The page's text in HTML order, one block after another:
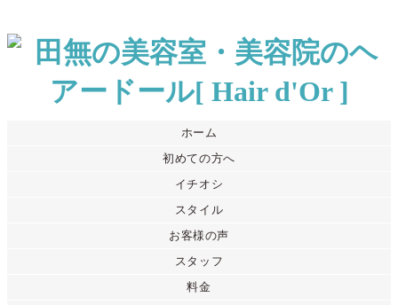
ホーム
初めての方へ
イチオシ
スタイル
お客様の声
スタッフ
料金